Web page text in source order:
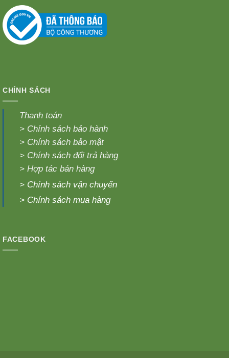
CHÍNH SÁCH
Thanh toán
> Chính sách bảo hành
> Chính sách bảo mật
> Chính sách đổi trả hàng
>Hợp tác bán hàng
> Chính sách vận chuyển
> Chính sách mua hàng
FACEBOOK